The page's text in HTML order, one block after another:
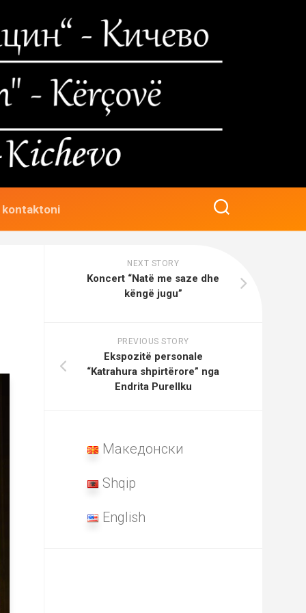
kontaktoni
NEXT STORY
Koncert “Natë me saze dhe
këngë jugu”
PREVIOUS STORY
Ekspozitë personale
“Katrahura shpirtërore” nga
Endrita Purellku
Македонски
Shqip
English